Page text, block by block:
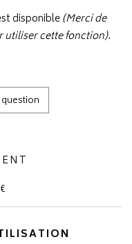
disponible(Merci de
utiliser cette fonction).